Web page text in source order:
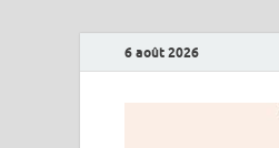
6 août 2026